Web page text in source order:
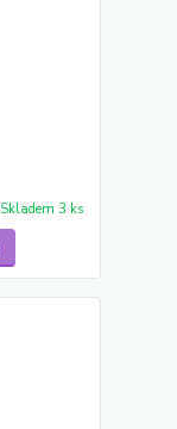
Skladem 3 ks